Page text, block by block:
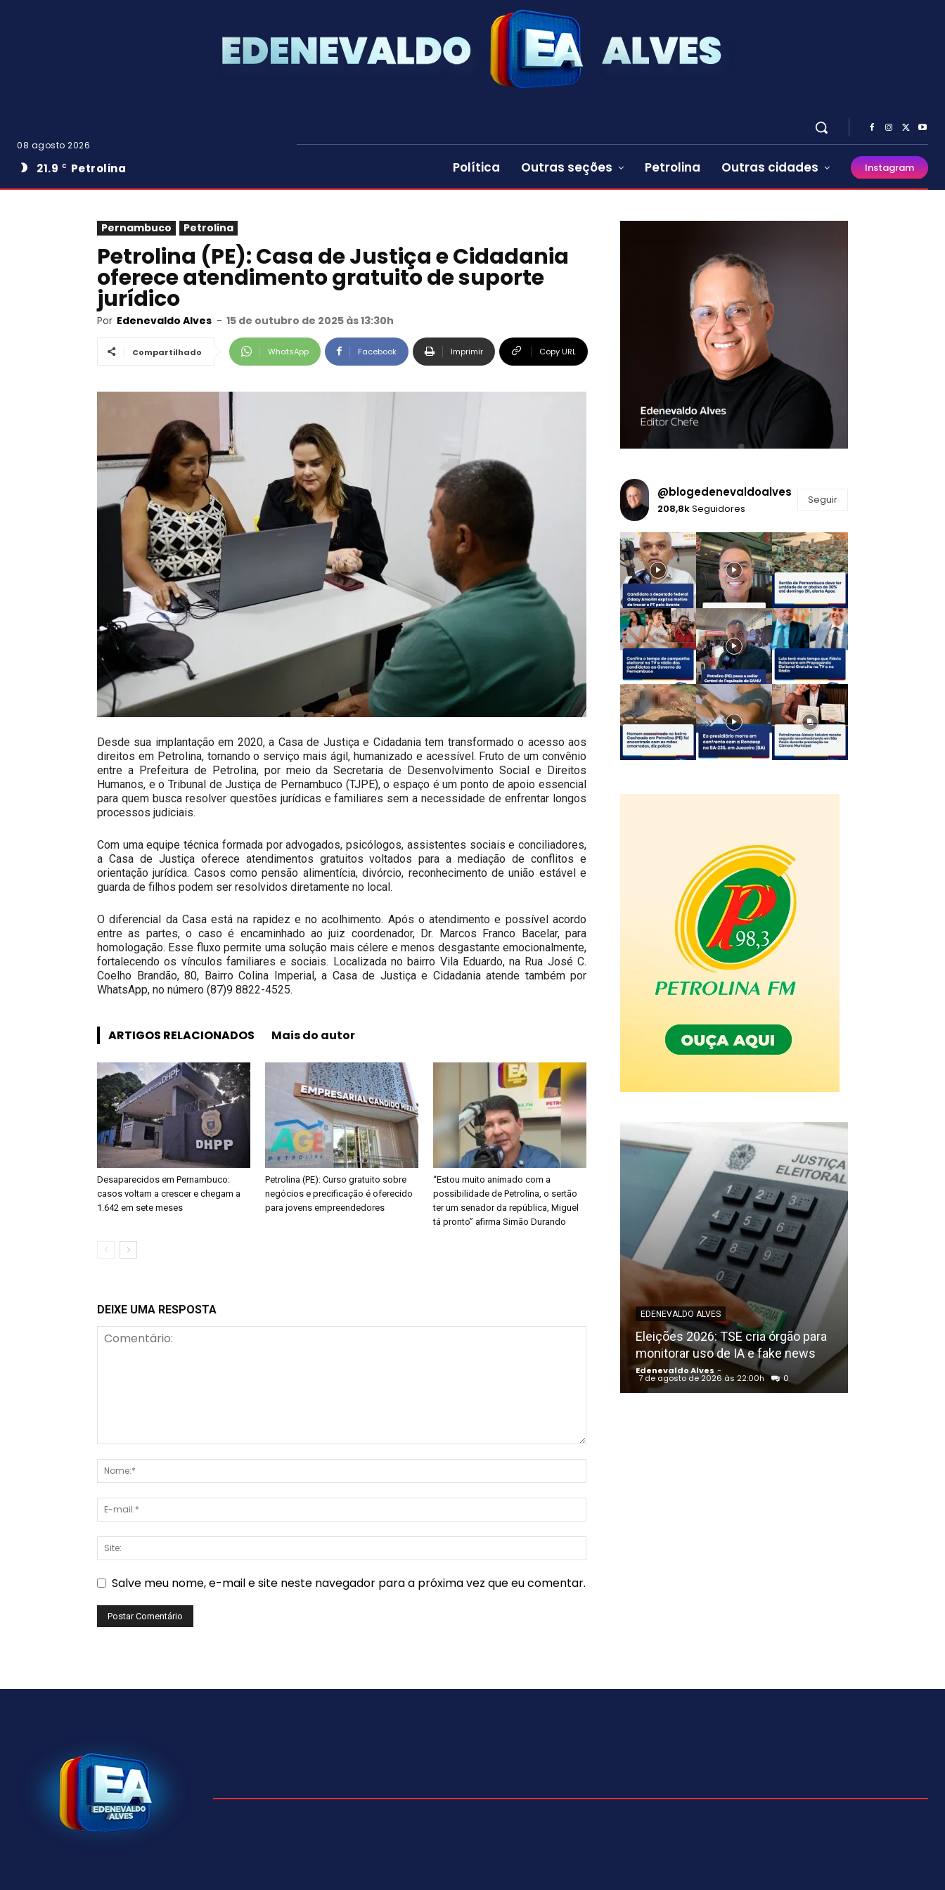
08 agosto 2026
21.9 C Petrolina Política Outras seções Petrolina Outras cidades Instagram
Pernambuco Petrolina
Petrolina (PE): Casa de Justiça e Cidadania
oferece atendimento gratuito de suporte
jurídico
Por Edenevaldo Alves - 15 de outubro de 2025 às 13:30h
Compartilhado WhatsApp Facebook Imprimir Copy URL
Desde sua implantação em 2020, a Casa de Justiça e Cidadania tem transformado o acesso aos
direitos em Petrolina, tornando o serviço mais ágil, humanizado e acessível. Fruto de um convênio
entre a Prefeitura de Petrolina, por meio da Secretaria de Desenvolvimento Social e Direitos
Humanos, e o Tribunal de Justiça de Pernambuco (TJPE), o espaço é um ponto de apoio essencial
para quem busca resolver questões jurídicas e familiares sem a necessidade de enfrentar longos
processos judiciais.
Com uma equipe técnica formada por advogados, psicólogos, assistentes sociais e conciliadores,
a Casa de Justiça oferece atendimentos gratuitos voltados para a mediação de conflitos e
orientação jurídica. Casos como pensão alimentícia, divórcio, reconhecimento de união estável e
guarda de filhos podem ser resolvidos diretamente no local.
O diferencial da Casa está na rapidez e no acolhimento. Após o atendimento e possível acordo
entre as partes, o caso é encaminhado ao juiz coordenador, Dr. Marcos Franco Bacelar, para
homologação. Esse fluxo permite uma solução mais célere e menos desgastante emocionalmente,
fortalecendo os vínculos familiares e sociais. Localizada no bairro Vila Eduardo, na Rua José C.
Coelho Brandão, 80, Bairro Colina Imperial, a Casa de Justiça e Cidadania atende também por
WhatsApp, no número (87)9 8822-4525.
ARTIGOS RELACIONADOS Mais do autor
Desaparecidos em Pernambuco:
casos voltam a crescer e chegam a
1.642 em sete meses
Petrolina (PE): Curso gratuito sobre
negócios e precificação é oferecido
para jovens empreendedores
“Estou muito animado com a
possibilidade de Petrolina, o sertão
ter um senador da república, Miguel
tá pronto” afirma Simão Durando
DEIXE UMA RESPOSTA
Salve meu nome, e-mail e site neste navegador para a próxima vez que eu comentar.
@blogedenevaldoalves
208,8kSeguidores
Seguir
EDENEVALDO ALVES
Eleições 2026: TSE cria órgão para
monitorar uso de IA e fake news
Edenevaldo Alves -
7 de agosto de 2026 às 22:00h 0